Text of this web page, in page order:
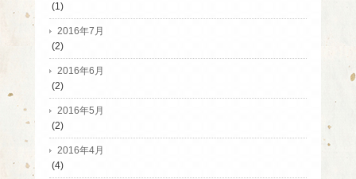
(1)
2016年7月
(2)
2016年6月
(2)
2016年5月
(2)
2016年4月
(4)